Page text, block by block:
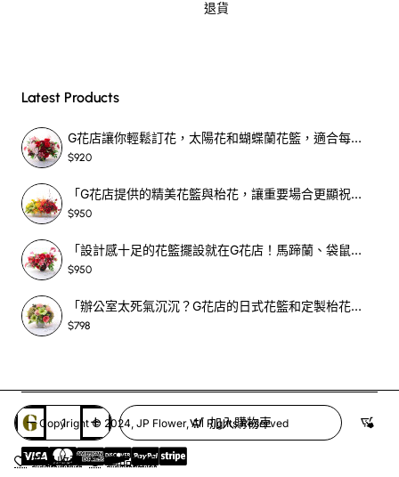
加入購物車
商品收藏 商品比較
退貨
Latest Products
G花店讓你輕鬆訂花，太陽花和蝴蝶蘭花籃，適合每個重要時刻！-SF390
$920
「G花店提供的精美花籃與枱花，讓重要場合更顯祝賀與喜悅，適合各種用場！」-SF398
$950
「設計感十足的花籃擺設就在G花店！馬蹄蘭、袋鼠爪、罌粟花，為你的重大場合增光添彩！」-SF209
$950
「辦公室太死氣沉沉？G花店的日式花籃和定製枱花，為你帶來新鮮感！」-SF465
$798
Copyright © 2024, JP Flower, All Rights Reserved